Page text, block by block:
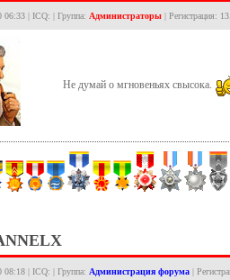
06:33 | ICQ: | Группа: Администраторы | Регистрация:
Не думай о мгновеньях свысока.
08:18 | ICQ: | Группа: Администрация форума |